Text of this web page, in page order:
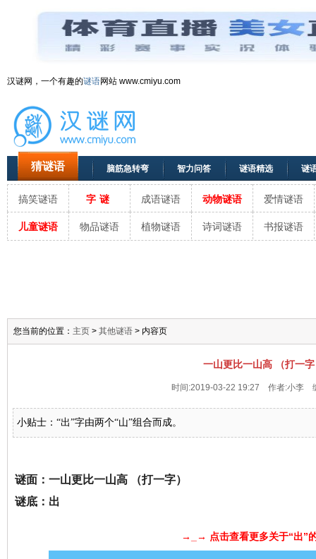
汉谜网，一个有趣的谜语网站 www.cmiyu.com
猜谜语 脑筋急转弯 智力问答 谜语精选 谜
搞笑谜语 字谜 成语谜语 动物谜语 爱情谜语
儿童谜语 物品谜语 植物谜语 诗词谜语 书报谜语
您当前的位置： 主页 > 其他谜语 > 内容页
一山更比一山高 （打一
时间:2019-03-22 19:27 作者:小李
小贴士：“出”字由两个“山”组合而成。
谜面：一山更比一山高 （打一字）
谜底：出
→_→ 点击查看更多关于“出”